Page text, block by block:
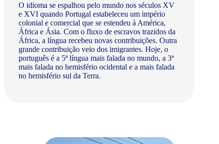
O idioma se espalhou pelo mundo nos séculos XV
e XVI quando Portugal estabeleceu um império
colonial e comercial que se estendeu à América,
África e Ásia. Com o fluxo de escravos trazidos da
África, a língua recebeu novas contribuições. Outra
grande contribuição veio dos imigrantes. Hoje, o
português é a 5ª língua mais falada no mundo, a 3ª
mais falada no hemisfério ocidental e a mais falada
no hemisfério sul da Terra.